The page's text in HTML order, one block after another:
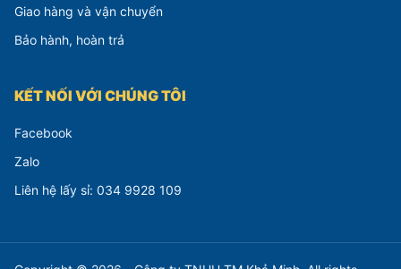
Giao hàng và vận chuyển
Bảo hành, hoàn trả
KẾT NỐI VỚI CHÚNG TÔI
Facebook
Zalo
Liên hệ lấy sỉ: 034 9928 109